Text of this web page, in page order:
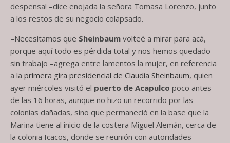
despensa! –dice enojada la señora Tomasa Lorenzo, junto
a los restos de su negocio colapsado.
–Necesitamos que Sheinbaum volteé a mirar para acá,
porque aquí todo es pérdida total y nos hemos quedado
sin trabajo –agrega entre lamentos la mujer, en referencia
a la primera gira presidencial de Claudia Sheinbaum, quien
ayer miércoles visitó el puerto de Acapulco poco antes
de las 16 horas, aunque no hizo un recorrido por las
colonias dañadas, sino que permaneció en la base que la
Marina tiene al inicio de la costera Miguel Alemán, cerca de
la colonia Icacos, donde se reunión con autoridades